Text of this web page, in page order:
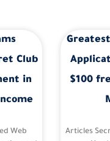
$100
Articles
Club
in
Web